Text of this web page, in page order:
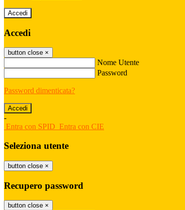
Accedi
Accedi
button close ×
Nome Utente
Password
Password dimenticata?
-
Entra con SPID Entra con CIE
Seleziona utente
button close ×
Recupero password
button close ×